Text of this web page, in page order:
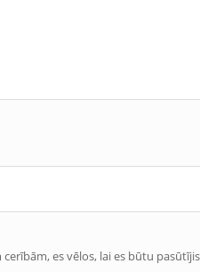
es vēlos, lai es būtu